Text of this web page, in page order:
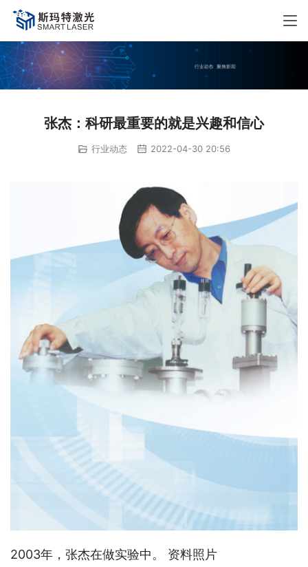
张杰：科研最重要的就是兴趣和信心
行业动态 2022-04-30 20:56
2003年，张杰在做实验中。 资料照片